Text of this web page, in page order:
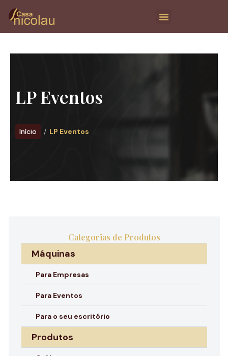
LP Eventos
Início LP Eventos
Categorias de Produtos
Máquinas
Para Empresas
Para Eventos
Para o seu escritório
Produtos